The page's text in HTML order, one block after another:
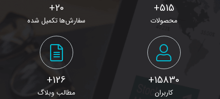
515+
محصولات
20+
سفارش‌ها تکمیل شده
15830+
کاربران
126+
مطالب وبلاگ